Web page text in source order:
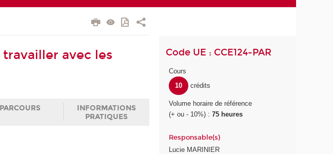
avec les
PARCOURS
INFORMATIONS
PRATIQUES
Code UE : CCE124-PAR
Cours
10
crédits
Volume horaire de référence
(+ ou - 10%) :75 heures
Responsable(s)
Lucie MARINIER